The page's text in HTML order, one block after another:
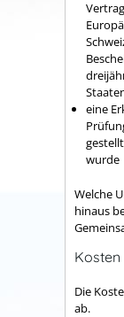
eine
wurde
Welche
hinaus
Kosten
Die
ab.